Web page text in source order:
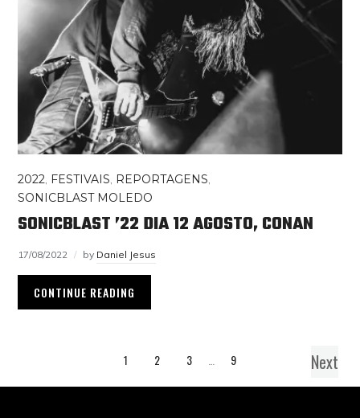
2022 FESTIVAIS REPORTAGENS
SONICBLAST MOLEDO
SONICBLAST ’22 DIA 12 AGOSTO, CONAN
17/08/2022 by Daniel Jesus
CONTINUE READING
1 2 3 9 Next